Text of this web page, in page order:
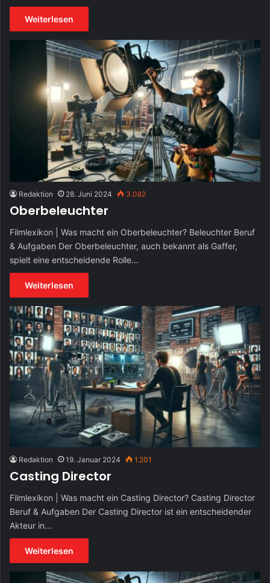
Weiterlesen
Redaktion 28. Juni 2024 3.082
Oberbeleuchter
Filmlexikon | Was macht ein Oberbeleuchter? Beleuchter Beruf
& Aufgaben Der Oberbeleuchter, auch bekannt als Gaffer,
spielt eine entscheidende Rolle…
Weiterlesen
Redaktion 19. Januar 2024 1.201
Casting Director
Filmlexikon | Was macht ein Casting Director? Casting Director
Beruf & Aufgaben Der Casting Director ist ein entscheidender
Akteur in…
Weiterlesen